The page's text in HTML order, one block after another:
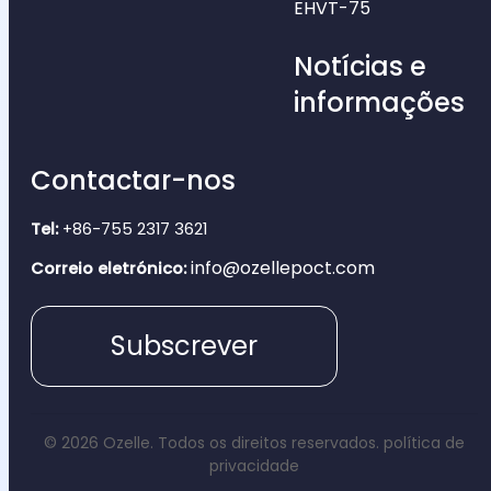
EHVT-75
Notícias e
informações
Contactar-nos
Tel:+86-755 2317 3621
Correio eletrónico: info@ozellepoct.com
Subscrever
© 2026 Ozelle. Todos os direitos reservados. política de
privacidade